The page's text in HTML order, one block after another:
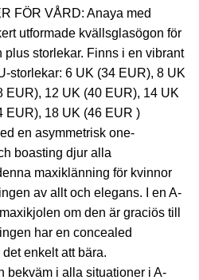
FÖR VÅRD: Anaya med
utformade kvällsglasögon för
plus storlekar. Finns i en vibrant
storlekar: 6 UK (34 EUR), 8 UK
EUR), 12 UK (40 EUR), 14 UK
EUR), 18 UK (46 EUR )
en asymmetrisk one-
boasting djur alla
maxiklänning för kvinnor
av allt och elegans. I en A-
om den är graciös till
har en concealed
enkelt att bära.
bekväm i alla situationer i A-